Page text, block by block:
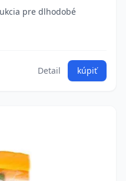
pre dlhodobé
Detail kúpiť